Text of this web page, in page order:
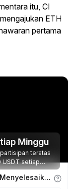
itu, CI
ETH
pertama
Minggu
teratas
USDT setiap
Dapatkan Poin Pengalaman dengan Menyelesaikan Tugas